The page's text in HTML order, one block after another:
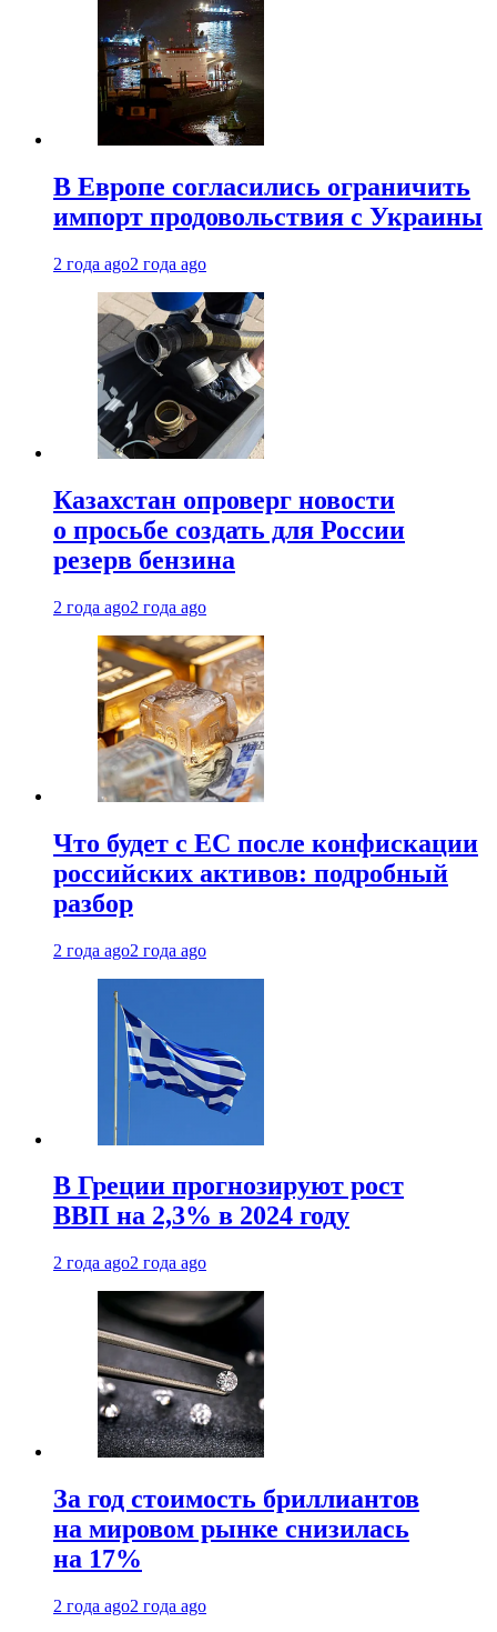
В Европе согласились ограничить
импорт продовольствия с Украины
2 года ago2 года ago
Казахстан опроверг новости
о просьбе создать для России
резерв бензина
2 года ago2 года ago
Что будет с ЕС после конфискации
российских активов: подробный
разбор
2 года ago2 года ago
В Греции прогнозируют рост
ВВП на 2,3% в 2024 году
2 года ago2 года ago
За год стоимость бриллиантов
на мировом рынке снизилась
на 17%
2 года ago2 года ago